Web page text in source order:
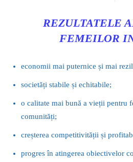
REZULTATELE
FEMEILOR
economii mai puternice și mai
societăți stabile și echitabile;
o calitate mai bună a vieții pentru
comunități;
creșterea competitivității și
progres în atingerea obiectivelor